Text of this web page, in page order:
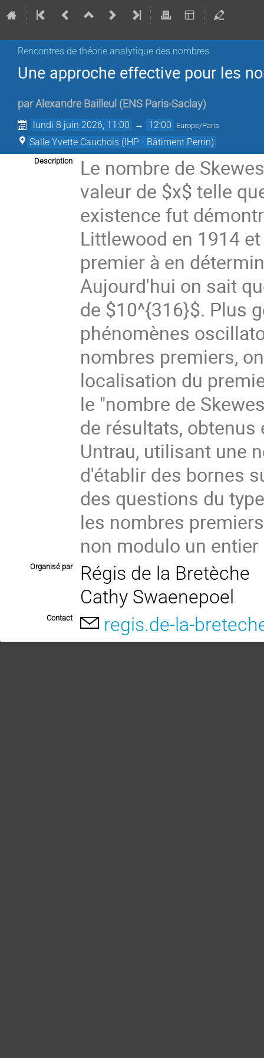
Rencontres de théorie analytique des nombres
Une approche effective pour les
parAlexandre Bailleul (ENS Paris-Saclay)
lundi 8 juin 2026, 11:00 → 12:00 Europe/Paris
Salle Yvette Cauchois (IHP - Bâtiment Perrin)
Description
Le nombre de
valeur de $x$ telle
existence fut
Littlewood en 1914
premier à en
Aujourd'hui on sait
de $10^{316}$. Plus
phénomènes
nombres premiers,
localisation du
le "nombre de
de résultats, obtenus
Untrau, utilisant une
d'établir des bornes
des questions du
les nombres
non modulo un entier
Organisé par
Régis de la Bretèche
Cathy Swaenepoel
Contact regis.de-la-